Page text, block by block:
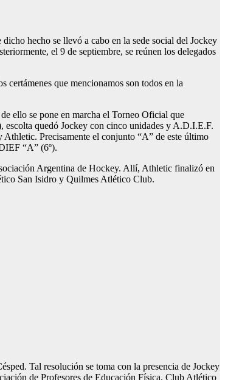
hecho se llevó a cabo en la sede social del Jockey
el 9 de septiembre, se reúnen los delegados
que mencionamos son todos en la
ello se pone en marcha el Torneo Oficial que
escolta quedó Jockey con cinco unidades y A.D.I.E.F.
Precisamente el conjunto “A” de este último
“A” (6º).
Argentina de Hockey. Allí, Athletic finalizó en
San Isidro y Quilmes Atlético Club.
Tal resolución se toma con la presencia de Jockey
de Profesores de Educación Física, Club Atlético